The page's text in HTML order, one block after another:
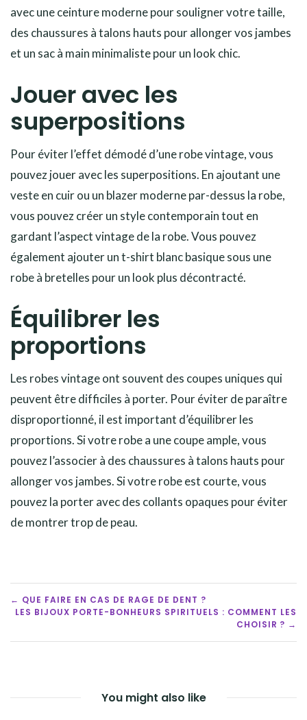
avec une ceinture moderne pour souligner votre taille,
des chaussures à talons hauts pour allonger vos jambes
et un sac à main minimaliste pour un look chic.
Jouer avec les
superpositions
Pour éviter l’effet démodé d’une robe vintage, vous
pouvez jouer avec les superpositions. En ajoutant une
veste en cuir ou un blazer moderne par-dessus la robe,
vous pouvez créer un style contemporain tout en
gardant l’aspect vintage de la robe. Vous pouvez
également ajouter un t-shirt blanc basique sous une
robe à bretelles pour un look plus décontracté.
Équilibrer les
proportions
Les robes vintage ont souvent des coupes uniques qui
peuvent être difficiles à porter. Pour éviter de paraître
disproportionné, il est important d’équilibrer les
proportions. Si votre robe a une coupe ample, vous
pouvez l’associer à des chaussures à talons hauts pour
allonger vos jambes. Si votre robe est courte, vous
pouvez la porter avec des collants opaques pour éviter
de montrer trop de peau.
POST
NAVIGATION
← QUE FAIRE EN CAS DE RAGE DE DENT ?
LES BIJOUX PORTE-BONHEURS SPIRITUELS : COMMENT LES
CHOISIR ? →
You might also like